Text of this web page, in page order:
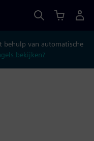
behulp van automatische
bekijken?